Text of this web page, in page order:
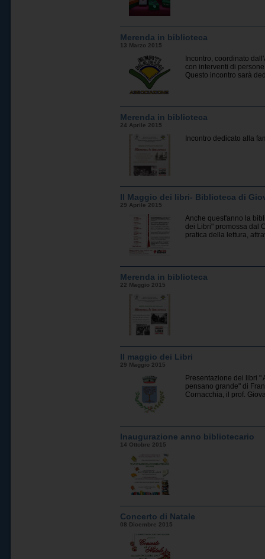
Merenda in biblioteca
13 Marzo 2015
Incontro, coordinato
con interventi di
Questo incontro sarà
Merenda in biblioteca
24 Aprile 2015
Incontro dedicato alla
Il Maggio dei libri- Biblioteca di
29 Aprile 2015
Anche quest'anno la
dei Libri" promossa dal
pratica della lettura,
Merenda in biblioteca
22 Maggio 2015
Il maggio dei Libri
29 Maggio 2015
Presentazione dei libri "
pensano grande" di
Cornacchia, il prof.
Inaugurazione anno bibliotecario
14 Ottobre 2015
Concerto di Natale
08 Dicembre 2015